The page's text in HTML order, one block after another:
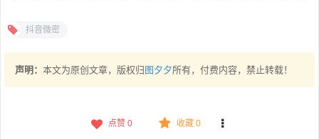
抖音微密
声明： 本文为原创文章，版权归 图夕夕所有，付费内容，禁止转载！
点赞 0 收藏 0